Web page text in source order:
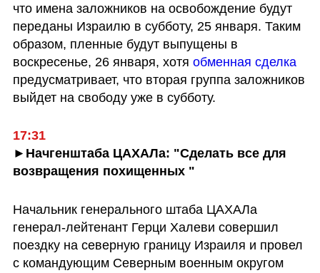
что имена заложников на освобождение будут
переданы Израилю в субботу, 25 января. Таким
образом, пленные будут выпущены в
воскресенье, 26 января, хотя
обменная сделка
предусматривает, что вторая группа заложников
выйдет на свободу уже в субботу.
17:31
►Начгенштаба ЦАХАЛа: "Сделать все для
возвращения похищенных "
Начальник генерального штаба ЦАХАЛа
генерал-лейтенант Герци Халеви совершил
поездку на северную границу Израиля и провел
с командующим Северным военным округом